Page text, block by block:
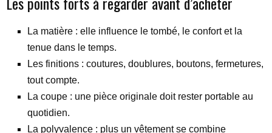
La matière : elle influence le tombé, le confort et la
tenue dans le temps.
Les finitions : coutures, doublures, boutons, fermetures,
tout compte.
La coupe : une pièce originale doit rester portable au
quotidien.
La polyvalence : plus un vêtement se combine